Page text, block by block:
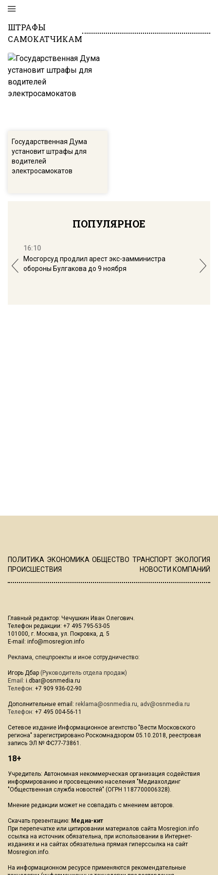
ШТРАФЫ
САМОКАТЧИКАМ
Государственная Дума
установит штрафы для
водителей
электросамокатов
ПОПУЛЯРНОЕ
16:10
Мосгорсуд продлил арест экс-замминистра
обороны Булгакова до 9 ноября
ПОЛИТИКА ЭКОНОМИКА ОБЩЕСТВО ТРАНСПОРТ ЭКОЛОГИЯ
ПРОИСШЕСТВИЯ
НОВОСТИ КОМПАНИЙ
Главный редактор: Чечушкин Иван Олегович.
Телефон редакции: +7 495 795-53-05
101000, г. Москва, ул. Покровка, д. 5
E-mail: info@mosregion.info
Реклама, спецпроекты и иное сотрудничество:
Игорь Дбар (Руководитель отдела продаж)
Email: i.dbar@osnmedia.ru
Телефон: +7 909 936-02-90
Дополнительные email: reklama@osnmedia.ru, adv@osnmedia.ru
Телефон: +7 495 004-56-11
Сетевое издание Информационное агентство "Вести Московского
региона" зарегистрировано Роскомнадзором 05.10.2018, реестровая
запись ЭЛ № ФС77-73861.
18+
Учредитель: Автономная некоммерческая организация содействия
информированию и просвещению населения "Медиахолдинг
"Общественная служба новостей" (ОГРН 1187700006328).
Мнение редакции может не совпадать с мнением авторов.
Скачать презентацию: Медиа-кит
При перепечатке или цитировании материалов сайта Mosregion.info
ссылка на источник обязательна, при использовании в Интернет-
изданиях и на сайтах обязательна прямая гиперссылка на сайт
Mosregion.info.
На информационном ресурсе применяются рекомендательные